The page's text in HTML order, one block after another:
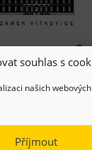
souhlas s
našich
Příjmout